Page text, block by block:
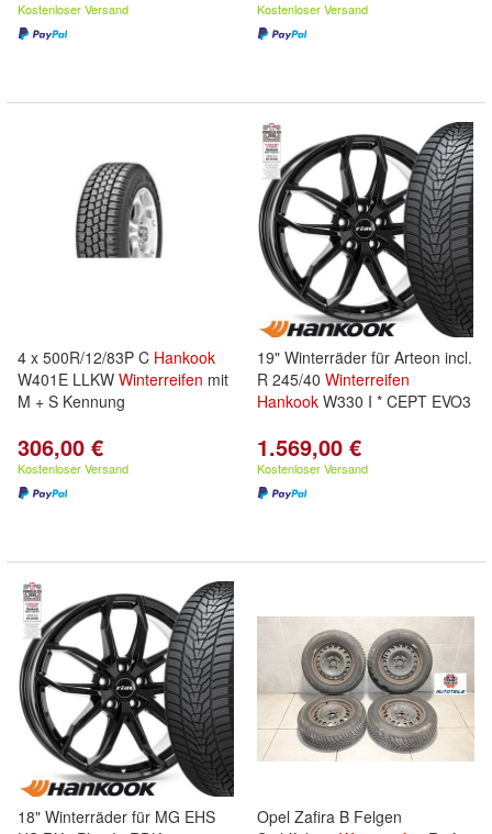
Kostenloser Versand Kostenloser Versand
4 x 500R/12/83P C Hankook
W401E LLKW Winterreifen mit
M + S Kennung
306,00 €
Kostenloser Versand
19" Winterräder für Arteon incl.
R 245/40 Winterreifen
Hankook W330 I * CEPT EVO3
1.569,00 €
Kostenloser Versand
18" Winterräder für MG EHS
Opel Zafira B Felgen